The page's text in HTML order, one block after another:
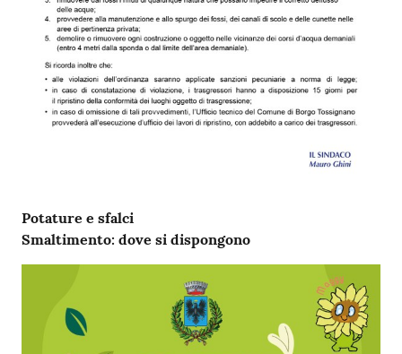
Potature e sfalci
Smaltimento: dove si dispongono